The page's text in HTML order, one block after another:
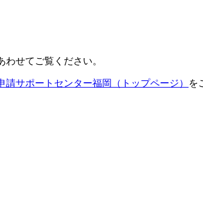
わせてご覧ください。
請サポートセンター福岡（トップページ） を